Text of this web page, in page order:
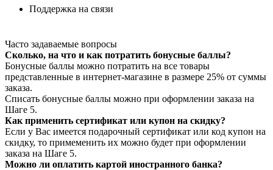
Поддержка на связи
Часто задаваемые вопросы
Сколько, на что и как потратить бонусные баллы?
Бонусные баллы можно потратить на все товары
представленные в интернет-магазине в размере 25% от суммы
заказа.
Списать бонусные баллы можно при оформлении заказа на
Шаге 5.
Как применить сертификат или купон на скидку?
Если у Вас имеется подарочный сертификат или код купон на
скидку, то примеменить их можно будет при оформлении
заказа на Шаге 5.
Можно ли оплатить картой иностранного банка?